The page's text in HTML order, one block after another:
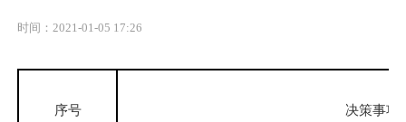
时间：2021-01-05 17:26
序号 决策事项